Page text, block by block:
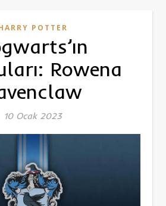
POTTER
Rowena
10 Ocak 2023